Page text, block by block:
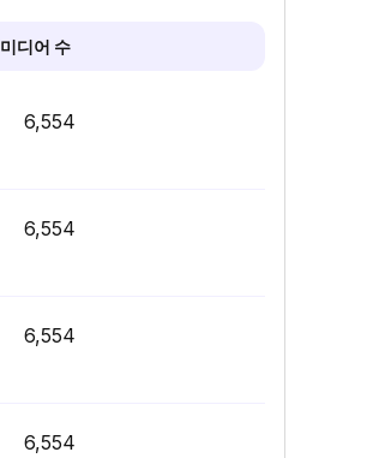
미디어 수
6,554
6,554
6,554
6,554